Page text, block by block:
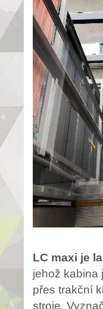
LC maxi je
jehož kabina
přes trakční
stroje.